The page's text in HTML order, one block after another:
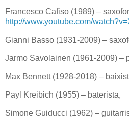
Francesco Cafiso (1989) –
http://www.youtube.com/
Gianni Basso (1931-2009) –
Jarmo Savolainen (1961-2009) –
Max Bennett (1928-2018) –
Payl Kreibich (1955) – baterista,
Simone Guiducci (1962) –